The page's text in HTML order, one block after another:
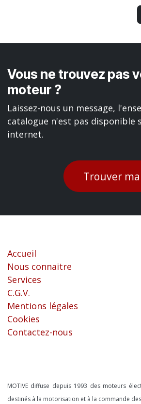
Vous ne trouvez pas
moteur ?
Laissez-nous un message,
catalogue n'est pas disponible
internet.
Trouver
Accueil
Nous connaitre
Services
C.G.V.
Mentions légales
Cookies
Contactez-nous
MOTIVE diffuse depuis 1993 des moteurs
destinés à la motorisation et à la commande